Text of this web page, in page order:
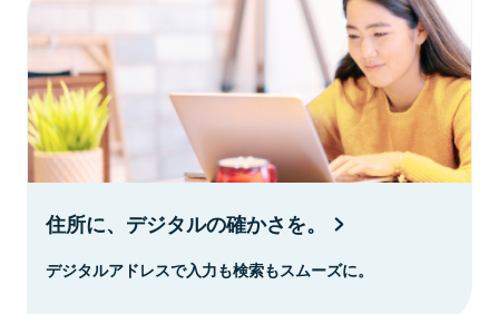
住所に、デジタルの確かさを。
デジタルアドレスで入力も検索もスムーズに。